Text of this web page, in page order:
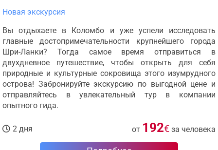
Новая экскурсия
Вы отдыхаете в Коломбо и уже успели исследовать
главные достопримечательности крупнейшего города
Шри-Ланки? Тогда самое время отправиться в
двухдневное путешествие, чтобы открыть для себя
природные и культурные сокровища этого изумрудного
острова! Забронируйте экскурсию по выгодной цене и
отправляйтесь в увлекательный тур в компании
опытного гида.
2 дня от 192€ за человека